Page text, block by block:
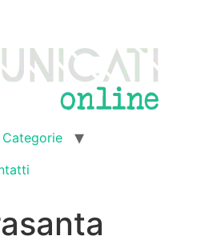
Categorie